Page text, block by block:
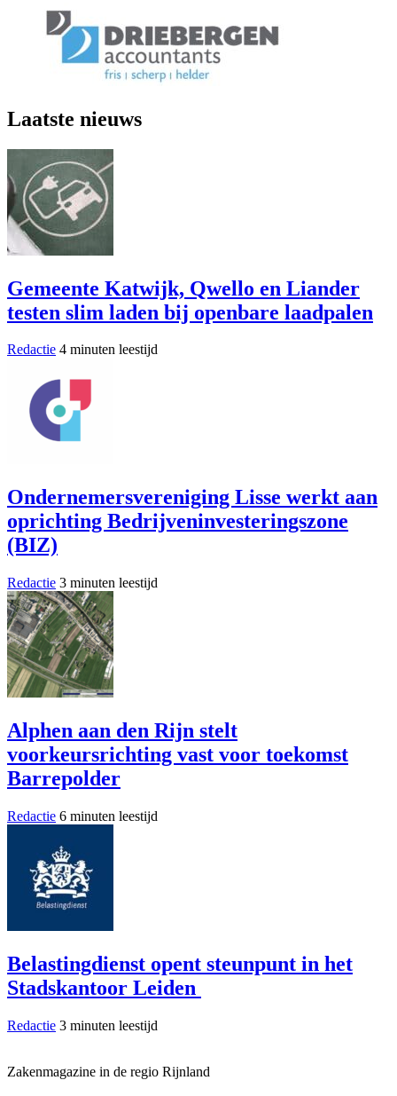
Laatste nieuws
Gemeente Katwijk, Qwello en Liander
testen slim laden bij openbare laadpalen
Redactie 4 minuten leestijd
Ondernemersvereniging Lisse werkt aan
oprichting Bedrijveninvesteringszone
(BIZ)
Redactie 3 minuten leestijd
Alphen aan den Rijn stelt
voorkeursrichting vast voor toekomst
Barrepolder
Redactie 6 minuten leestijd
Belastingdienst opent steunpunt in het
Stadskantoor Leiden
Redactie 3 minuten leestijd
Zakenmagazine in de regio Rijnland